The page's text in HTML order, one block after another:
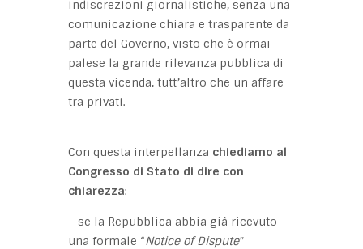
indiscrezioni giornalistiche, senza una
comunicazione chiara e trasparente da
parte del Governo, visto che è ormai
palese la grande rilevanza pubblica di
questa vicenda, tutt’altro che un affare
tra privati.
Con questa interpellanza chiediamo al
Congresso di Stato di dire con
chiarezza:
– se la Repubblica abbia già ricevuto
una formale “Notice of Dispute”